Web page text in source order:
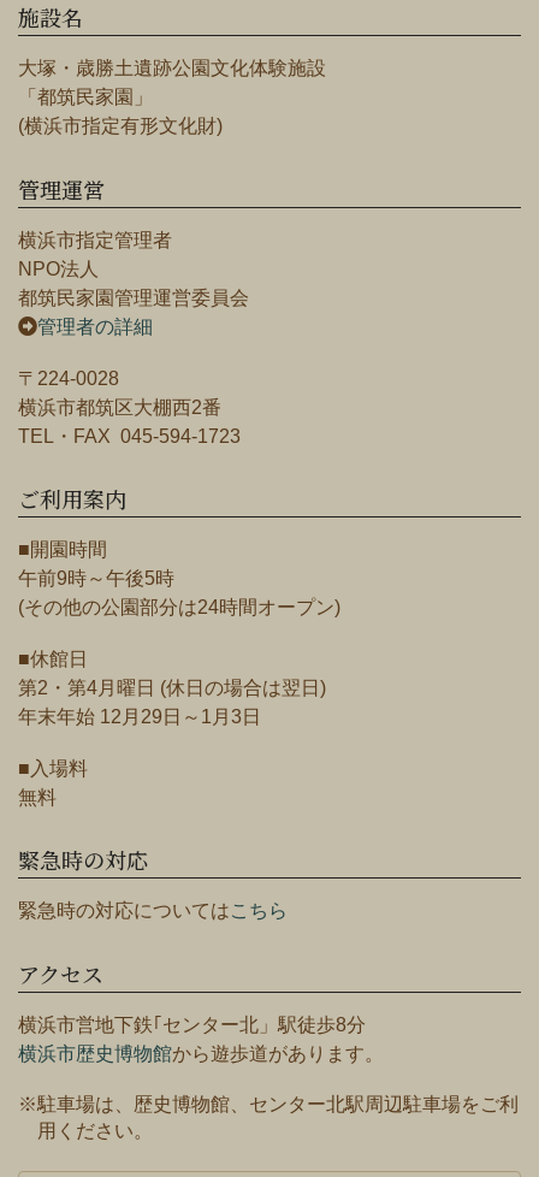
施設名
大塚・歳勝土遺跡公園文化体験施設
「都筑民家園」
(横浜市指定有形文化財)
管理運営
横浜市指定管理者
NPO法人
都筑民家園管理運営委員会
管理者の詳細
〒224-0028
横浜市都筑区大棚西2番
TEL・FAX 045-594-1723
ご利用案内
■開園時間
午前9時～午後5時
(その他の公園部分は24時間オープン)
■休館日
第2・第4月曜日 (休日の場合は翌日)
年末年始 12月29日～1月3日
■入場料
無料
緊急時の対応
緊急時の対応についてはこちら
アクセス
横浜市営地下鉄｢センター北」駅徒歩8分
横浜市歴史博物館から遊歩道があります。
※駐車場は、歴史博物館、センター北駅周辺駐車場をご利
用ください。